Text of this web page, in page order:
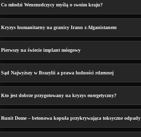
Co młodzi Wenezuelczycy myślą o swoim kraju?
Kryzys humanitarny na granicy Iranu z Afganistanem
Pierwszy na świecie implant mózgowy
Sąd Najwyższy w Brazylii a prawa ludności rdzennej
Kto jest dobrze przygotowany na kryzys energetyczny?
Runit Dome – betonowa kopuła przykrywająca toksyczne odpady